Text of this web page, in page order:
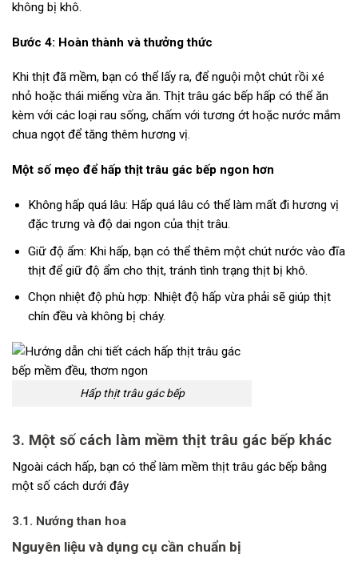
không bị khô.
Bước 4: Hoàn thành và thưởng thức
Khi thịt đã mềm, bạn có thể lấy ra, để nguội một chút rồi xé
nhỏ hoặc thái miếng vừa ăn. Thịt trâu gác bếp hấp có thể ăn
kèm với các loại rau sống, chấm với tương ớt hoặc nước mắm
chua ngọt để tăng thêm hương vị.
Một số mẹo để hấp thịt trâu gác bếp ngon hơn
Không hấp quá lâu: Hấp quá lâu có thể làm mất đi hương vị
đặc trưng và độ dai ngon của thịt trâu.
Giữ độ ẩm: Khi hấp, bạn có thể thêm một chút nước vào đĩa
thịt để giữ độ ẩm cho thịt, tránh tình trạng thịt bị khô.
Chọn nhiệt độ phù hợp: Nhiệt độ hấp vừa phải sẽ giúp thịt
chín đều và không bị cháy.
Hấp thịt trâu gác bếp
3. Một số cách làm mềm thịt trâu gác bếp khác
Ngoài cách hấp, bạn có thể làm mềm thịt trâu gác bếp bằng
một số cách dưới đây
3.1. Nướng than hoa
Nguyên liệu và dụng cụ cần chuẩn bị